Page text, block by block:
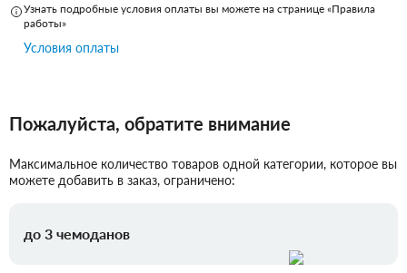
Узнать подробные условия оплаты вы можете на странице «Правила
работы»
Условия оплаты
Пожалуйста, обратите внимание
Максимальное количество товаров одной категории, которое вы
можете добавить в заказ, ограничено:
до 3 чемоданов